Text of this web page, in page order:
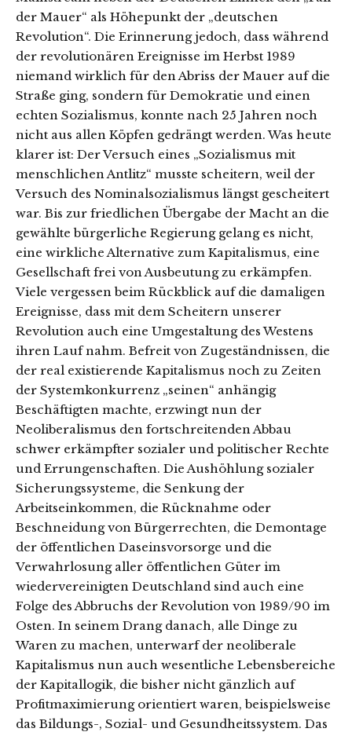
der Mauer“ als Höhepunkt der „deutschen
Revolution“. Die Erinnerung jedoch, dass während
der revolutionären Ereignisse im Herbst 1989
niemand wirklich für den Abriss der Mauer auf die
Straße ging, sondern für Demokratie und einen
echten Sozialismus, konnte nach 25 Jahren noch
nicht aus allen Köpfen gedrängt werden. Was heute
klarer ist: Der Versuch eines „Sozialismus mit
menschlichen Antlitz“ musste scheitern, weil der
Versuch des Nominalsozialismus längst gescheitert
war. Bis zur friedlichen Übergabe der Macht an die
gewählte bürgerliche Regierung gelang es nicht,
eine wirkliche Alternative zum Kapitalismus, eine
Gesellschaft frei von Ausbeutung zu erkämpfen.
Viele vergessen beim Rückblick auf die damaligen
Ereignisse, dass mit dem Scheitern unserer
Revolution auch eine Umgestaltung des Westens
ihren Lauf nahm. Befreit von Zugeständnissen, die
der real existierende Kapitalismus noch zu Zeiten
der Systemkonkurrenz „seinen“ anhängig
Beschäftigten machte, erzwingt nun der
Neoliberalismus den fortschreitenden Abbau
schwer erkämpfter sozialer und politischer Rechte
und Errungenschaften. Die Aushöhlung sozialer
Sicherungssysteme, die Senkung der
Arbeitseinkommen, die Rücknahme oder
Beschneidung von Bürgerrechten, die Demontage
der öffentlichen Daseinsvorsorge und die
Verwahrlosung aller öffentlichen Güter im
wiedervereinigten Deutschland sind auch eine
Folge des Abbruchs der Revolution von 1989/90 im
Osten. In seinem Drang danach, alle Dinge zu
Waren zu machen, unterwarf der neoliberale
Kapitalismus nun auch wesentliche Lebensbereiche
der Kapitallogik, die bisher nicht gänzlich auf
Profitmaximierung orientiert waren, beispielsweise
das Bildungs-, Sozial- und Gesundheitssystem. Das